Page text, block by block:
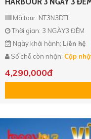
Mã tour: NT3N3DTL
Thời gian: 3 NGÀY3 ĐÊM
Ngày khởi hành: Liên hệ
Số chỗ còn nhận: Cập
4,290,000đ